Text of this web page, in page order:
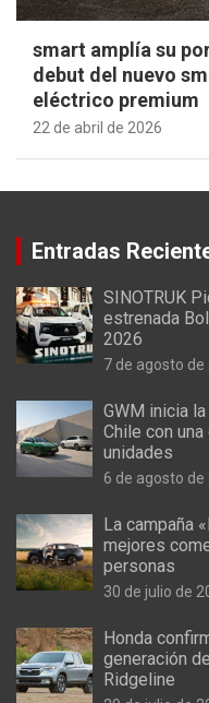
smart amplía su
debut del nuevo
eléctrico premium
22 de abril de 2026
Entradas
SINOTRUK
estrenada
2026
7 de agosto de
GWM inicia
Chile con
unidades
6 de agosto de
La campaña
mejores
personas
30 de julio de
Honda
generación
Ridgeline